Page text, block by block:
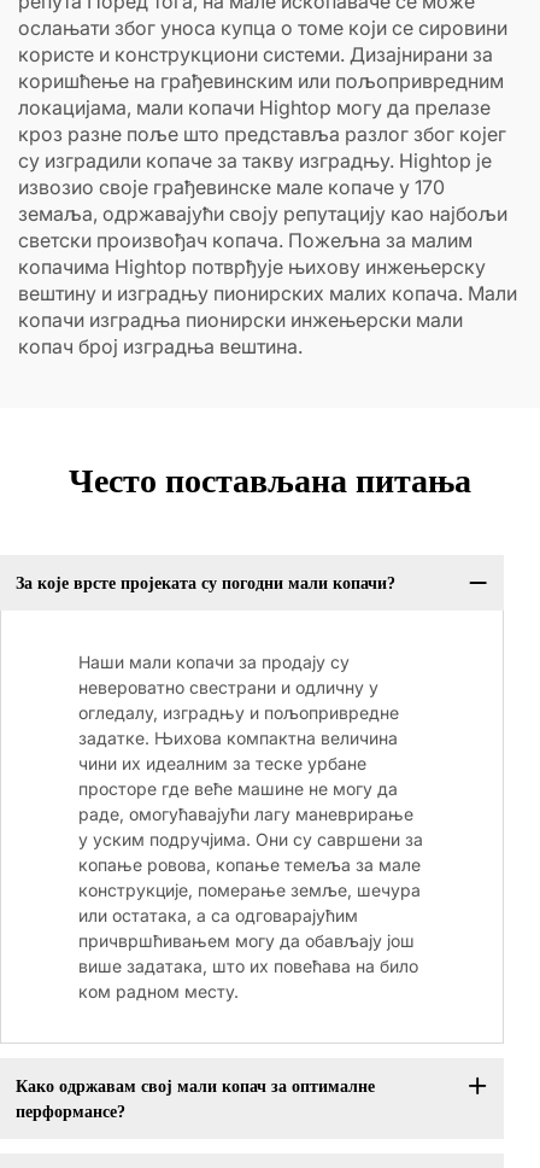
ослањати због уноса купца о томе који се сировини
користе и конструкциони системи. Дизајнирани за
коришћење на грађевинским или пољопривредним
локацијама, мали копачи Hightop могу да прелазе
кроз разне поље што представља разлог због којег
су изградили копаче за такву изградњу. Hightop је
извозио своје грађевинске мале копаче у 170
земаља, одржавајући своју репутацију као најбољи
светски произвођач копача. Пожељна за малим
копачима Hightop потврђује њихову инжењерску
вештину и изградњу пионирских малих копача. Мали
копачи изградња пионирски инжењерски мали
копач број изградња вештина.
Често постављана питања
За које врсте пројеката су погодни мали копачи?
Наши мали копачи за продају су
невероватно свестрани и одличну у
огледалу, изградњу и пољопривредне
задатке. Њихова компактна величина
чини их идеалним за теске урбане
просторе где веће машине не могу да
раде, омогућавајући лагу маневрирање
у уским подручјима. Они су савршени за
копање ровова, копање темеља за мале
конструкције, померање земље, шечура
или остатака, а са одговарајућим
причвршћивањем могу да обављају још
више задатака, што их повећава на било
ком радном месту.
Како одржавам свој мали копач за оптималне
перформансе?